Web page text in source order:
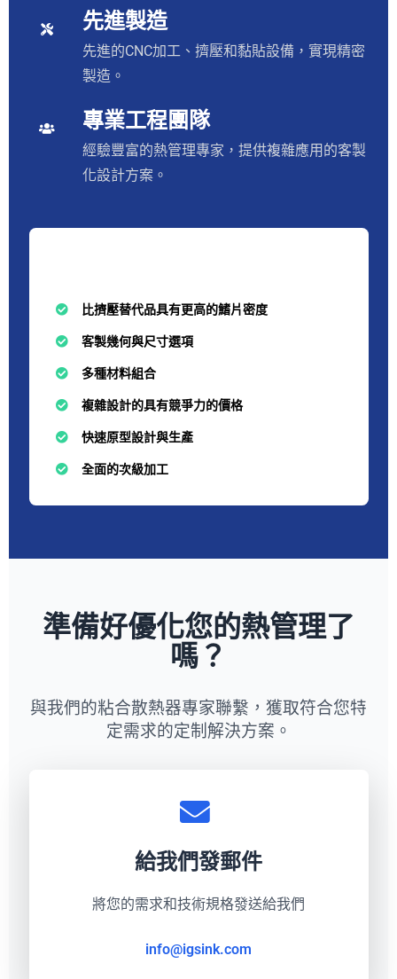
先進製造
先進的CNC加工、擠壓和黏貼設備，實現精密
製造。
專業工程團隊
經驗豐富的熱管理專家，提供複雜應用的客製
化設計方案。
比擠壓替代品具有更高的鰭片密度
客製幾何與尺寸選項
多種材料組合
複雜設計的具有競爭力的價格
快速原型設計與生產
全面的次級加工
準備好優化您的熱管理了
嗎？
與我們的粘合散熱器專家聯繫，獲取符合您特
定需求的定制解決方案。
給我們發郵件
將您的需求和技術規格發送給我們
info@igsink.com